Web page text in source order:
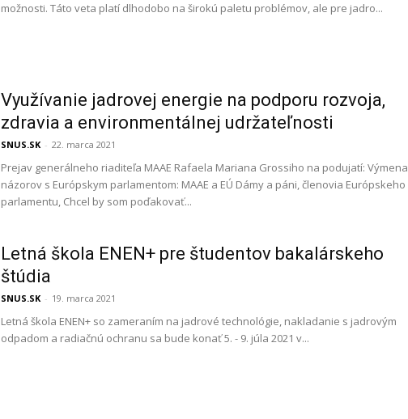
možnosti. Táto veta platí dlhodobo na širokú paletu problémov, ale pre jadro...
Využívanie jadrovej energie na podporu rozvoja,
zdravia a environmentálnej udržateľnosti
SNUS.SK - 22. marca 2021
Prejav generálneho riaditeľa MAAE Rafaela Mariana Grossiho na podujatí: Výmena
názorov s Európskym parlamentom: MAAE a EÚ Dámy a páni, členovia Európskeho
parlamentu, Chcel by som poďakovať...
Letná škola ENEN+ pre študentov bakalárskeho
štúdia
SNUS.SK - 19. marca 2021
Letná škola ENEN+ so zameraním na jadrové technológie, nakladanie s jadrovým
odpadom a radiačnú ochranu sa bude konať 5. - 9. júla 2021 v...